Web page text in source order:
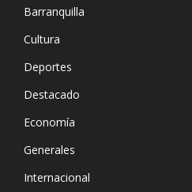
Barranquilla
Cultura
Deportes
Destacado
Economía
Generales
Internacional